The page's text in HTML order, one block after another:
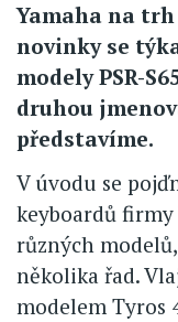
Yamaha na
novinky se
modely PSR-
druhou
představíme.
V úvodu se
keyboardů firmy
různých
několika řad.
modelem Tyros